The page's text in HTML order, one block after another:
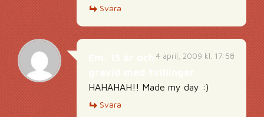
Svara
4 april, 2009 kl. 17:58
HAHAHAH!! Made my day :)
Svara